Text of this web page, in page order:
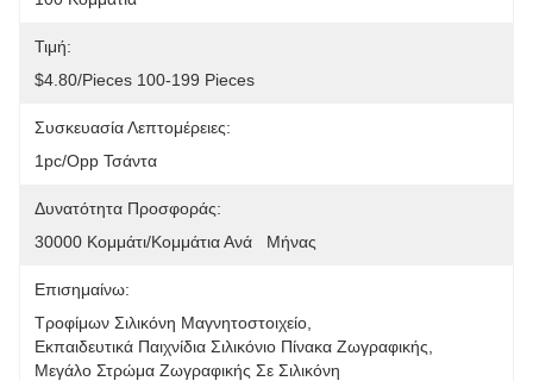
Τιμή:
$4.80/pieces 100-199 Pieces
Συσκευασία Λεπτομέρειες:
1pc/opp Τσάντα
Δυνατότητα Προσφοράς:
30000 Κομμάτι/κομμάτια Ανά   Μήνας
Επισημαίνω:
Τροφίμων Σιλικόνη Μαγνητοστοιχείο
Εκπαιδευτικά Παιχνίδια Σιλικόνιο Πίνακα Ζωγραφικής
Μεγάλο Στρώμα Ζωγραφικής Σε Σιλικόνη